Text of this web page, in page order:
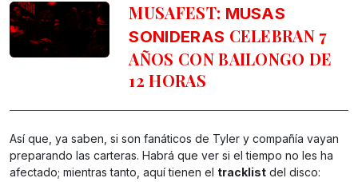
MUSAFEST: MUSAS
SONIDERAS CELEBRAN 7
AÑOS CON BAILONGO DE
12 HORAS
Así que, ya saben, si son fanáticos de Tyler y compañía vayan
preparando las carteras. Habrá que ver si el tiempo no les ha
afectado; mientras tanto, aquí tienen el tracklist del disco: